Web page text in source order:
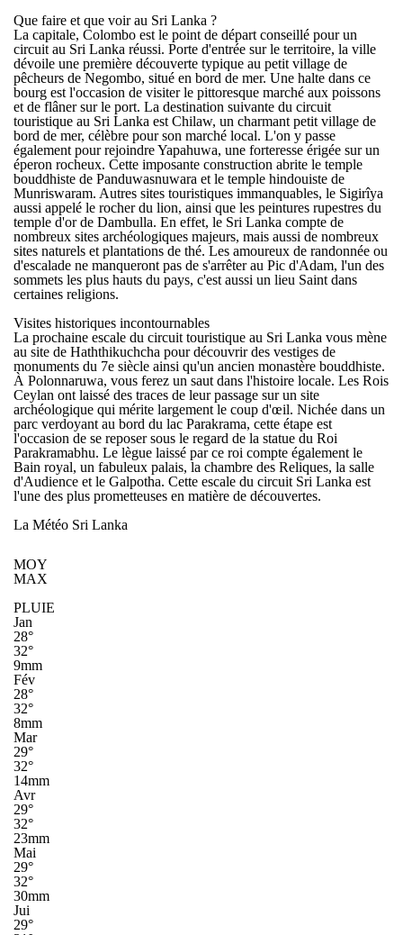
Que faire et que voir au Sri Lanka ?
La capitale, Colombo est le point de départ conseillé pour un
circuit au Sri Lanka réussi. Porte d'entrée sur le territoire, la ville
dévoile une première découverte typique au petit village de
pêcheurs de Negombo, situé en bord de mer. Une halte dans ce
bourg est l'occasion de visiter le pittoresque marché aux poissons
et de flâner sur le port. La destination suivante du circuit
touristique au Sri Lanka est Chilaw, un charmant petit village de
bord de mer, célèbre pour son marché local. L'on y passe
également pour rejoindre Yapahuwa, une forteresse érigée sur un
éperon rocheux. Cette imposante construction abrite le temple
bouddhiste de Panduwasnuwara et le temple hindouiste de
Munriswaram. Autres sites touristiques immanquables, le Sigirîya
aussi appelé le rocher du lion, ainsi que les peintures rupestres du
temple d'or de Dambulla. En effet, le Sri Lanka compte de
nombreux sites archéologiques majeurs, mais aussi de nombreux
sites naturels et plantations de thé. Les amoureux de randonnée ou
d'escalade ne manqueront pas de s'arrêter au Pic d'Adam, l'un des
sommets les plus hauts du pays, c'est aussi un lieu Saint dans
certaines religions.
Visites historiques incontournables
La prochaine escale du circuit touristique au Sri Lanka vous mène
au site de Haththikuchcha pour découvrir des vestiges de
monuments du 7e siècle ainsi qu'un ancien monastère bouddhiste.
À Polonnaruwa, vous ferez un saut dans l'histoire locale. Les Rois
Ceylan ont laissé des traces de leur passage sur un site
archéologique qui mérite largement le coup d'œil. Nichée dans un
parc verdoyant au bord du lac Parakrama, cette étape est
l'occasion de se reposer sous le regard de la statue du Roi
Parakramabhu. Le lègue laissé par ce roi compte également le
Bain royal, un fabuleux palais, la chambre des Reliques, la salle
d'Audience et le Galpotha. Cette escale du circuit Sri Lanka est
l'une des plus prometteuses en matière de découvertes.
La Météo Sri Lanka
MOY
MAX
PLUIE
Jan
28°
32°
9mm
Fév
28°
32°
8mm
Mar
29°
32°
14mm
Avr
29°
32°
23mm
Mai
29°
32°
30mm
Jui
29°